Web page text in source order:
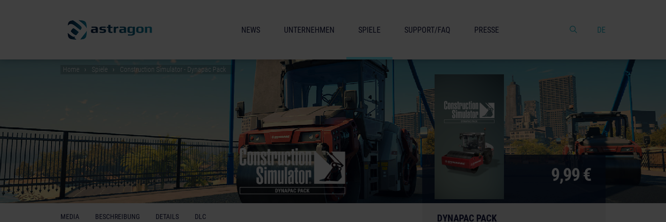
DE
NEWS UNTERNEHMEN SPIELE SUPPORT/FAQ PRESSE
Home Spiele Construction Simulator - Dynapac Pack
9,99 €
DYNAPAC PACK
MEDIA BESCHREIBUNG DETAILS DLC